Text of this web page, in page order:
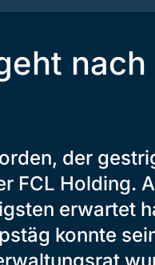
der
FCL Holding.
erwartet
konnte